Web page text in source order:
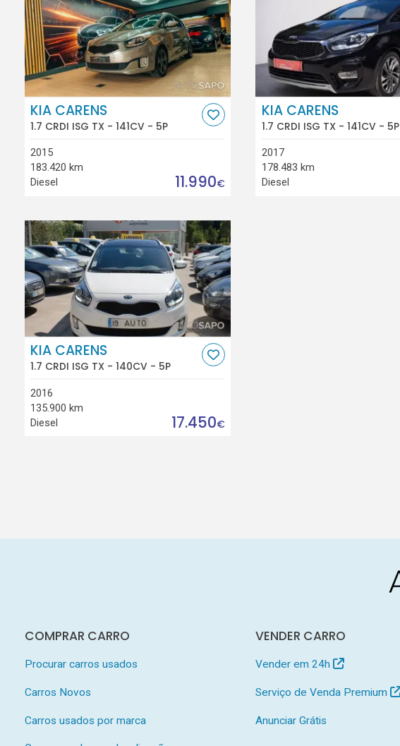
KIA CARENS
1.7 CRDI ISG TX - 141CV - 5P
2015
183.420 km
Diesel
11.990€
KIA CARENS
1.7 CRDI ISG TX - 141CV - 5P
2017
178.483 km
Diesel
KIA CARENS
1.7 CRDI ISG TX - 140CV - 5P
2016
135.900 km
Diesel
17.450€
COMPRAR CARRO
Procurar carros usados
Carros Novos
Carros usados por marca
VENDER CARRO
Vender em 24h
Serviço de Venda Premium
Anunciar Grátis